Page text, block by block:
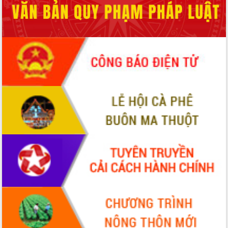
Phát động chiến dịch 30 ngày đêm
giải phóng mặt bằng Tuyến đường bộ
ven biển
Đắk Lắk nỗ lực thúc đẩy tăng trưởng
kinh tế từ 10% trở lên trong Quý
II/2026
Đắk Lắk ký kết thỏa thuận hợp tác về
chuyển đổi số giai đoạn 2026 – 2030
với Tập đoàn Bưu chính Viễn thông
Việt Nam
Thứ trưởng Bộ Y tế làm việc với tỉnh
Đắk Lắk về phát triển nhân lực y tế
cho trạm y tế cấp xã
Du lịch Đắk Lắk nâng tầm trải nghiệm
du khách thông qua Hệ thống cơ sở dữ
liệu và Bản đồ số
Tập huấn ứng dụng trí tuệ nhân tạo (AI)
trong thương mại điện tử năm 2026
Đoàn đại biểu Quốc hội tỉnh Đắk Lắk
trao đổi thông tin trước Kỳ họp thứ